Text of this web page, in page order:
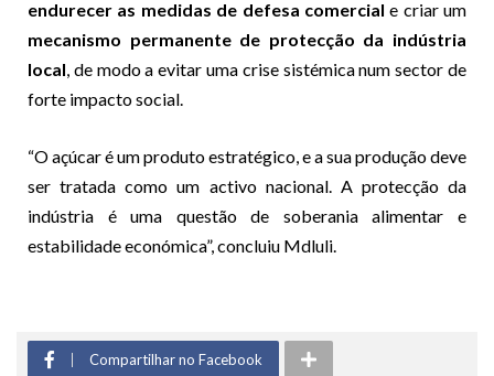
endurecer as medidas de defesa comercial e criar um
mecanismo permanente de protecção da indústria
local, de modo a evitar uma crise sistémica num sector de
forte impacto social.
“O açúcar é um produto estratégico, e a sua produção deve
ser tratada como um activo nacional. A protecção da
indústria é uma questão de soberania alimentar e
estabilidade económica”, concluiu Mdluli.
Compartilhar no Facebook